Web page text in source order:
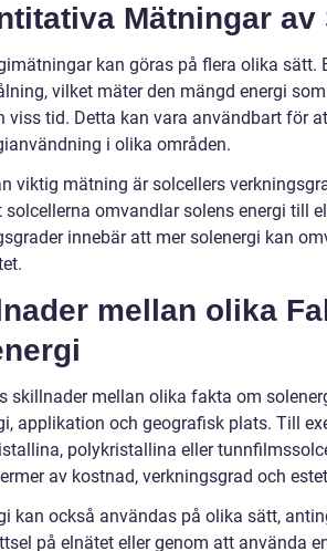
Mätningar av
kan göras på flera olika sätt.
vilket mäter den mängd energi
viss tid. Detta kan vara användbart för
i olika områden.
viktig mätning är solcellers
omvandlar solens energi till
innebär att mer solenergi kan
mellan olika
skillnader mellan olika fakta om
applikation och geografisk plats. Till
polykristallina eller
av kostnad, verkningsgrad och
kan också användas på olika sätt,
på elnätet eller genom att använda